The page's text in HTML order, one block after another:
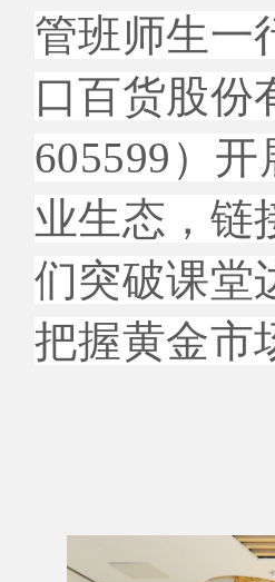
国际班
申请信息
师资团队
精彩活动
管班师生
口百货股份
605599）
业生态，链
们突破课堂
把握黄金市